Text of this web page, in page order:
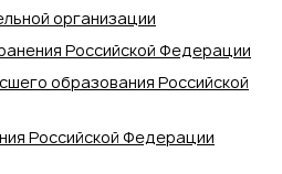
организации
Российской Федерации
образования Российской
Российской Федерации